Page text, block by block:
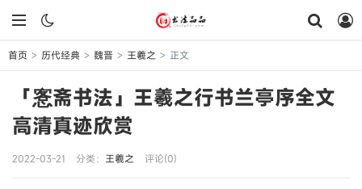
首页 > 历代经典 > 魏晋 > 王羲之 > 正文
「愙斋书法」王羲之行书兰亭序全文
高清真迹欣赏
2022-03-21 分类： 王羲之 评论(0)